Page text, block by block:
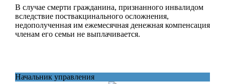
В случае смерти гражданина, признанного инвалидом
вследствие поствакцинального осложнения,
недополученная им ежемесячная денежная компенсация
членам его семьи не выплачивается.
Начальник управления